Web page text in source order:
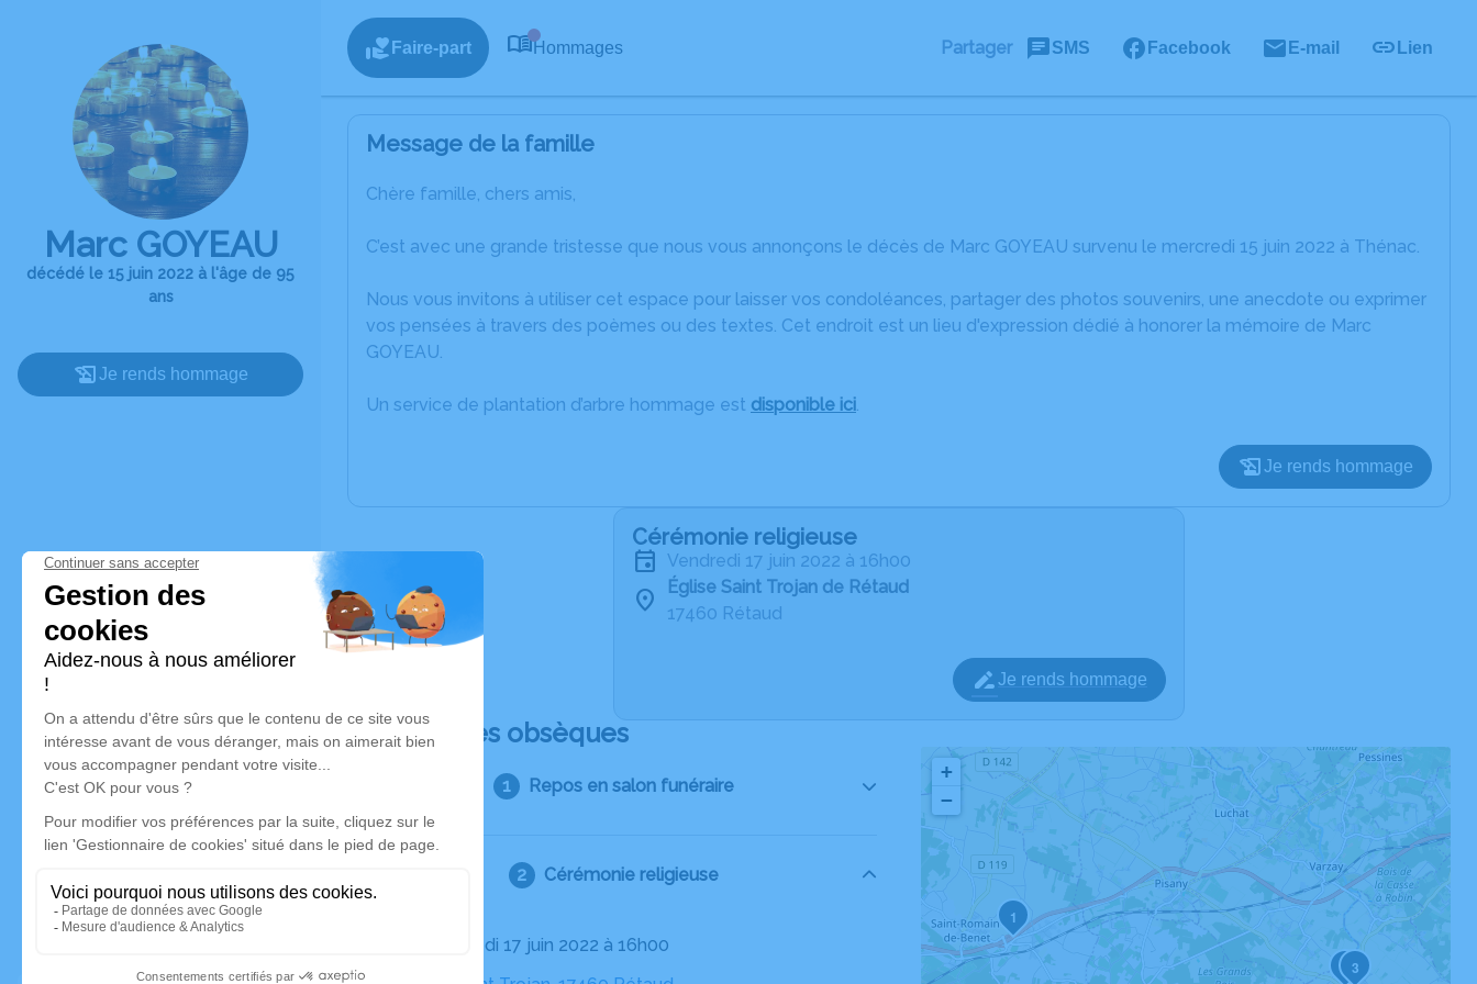
Marc GOYEAU
décédé le 15 juin 2022 à l'âge de 95
ans
Je rends hommage
Faire-part Hommages Partager SMS Facebook E-mail Lien
Message de la famille
Chère famille, chers amis,
C’est avec une grande tristesse que nous vous annonçons le décès de Marc GOYEAU survenu le mercredi 15 juin 2022 à Thénac.
Nous vous invitons à utiliser cet espace pour laisser vos condoléances, partager des photos souvenirs, une anecdote ou exprimer
vos pensées à travers des poèmes ou des textes. Cet endroit est un lieu d'expression dédié à honorer la mémoire de Marc
GOYEAU.
Un service de plantation d’arbre hommage est disponible ici.
Je rends hommage
Cérémonie religieuse
vendredi 17 juin 2022 à 16h00
Église Saint Trojan de Rétaud
17460 Rétaud
Je rends hommage
Déroulé des obsèques
Repos en salon funéraire
Cérémonie religieuse
Le vendredi 17 juin 2022 à 16h00
1
2 3
+
−